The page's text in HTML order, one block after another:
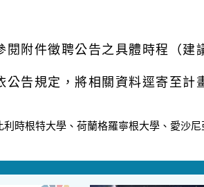
閱附件徵聘公告之具體時程（建
公告規定，將相關資料逕寄至計
時根特大學、荷蘭格羅寧根大學、愛沙